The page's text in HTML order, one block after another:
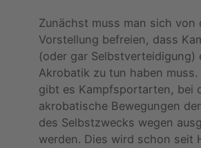
Zunächst muss man sich von
Vorstellung befreien, dass
(oder gar Selbstverteidigung)
Akrobatik zu tun haben muss.
gibt es Kampfsportarten, bei
akrobatische Bewegungen
des Selbstzwecks wegen
werden. Dies wird schon seit